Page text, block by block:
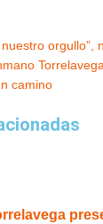
nuestro orgullo”,
camino
Siguiente